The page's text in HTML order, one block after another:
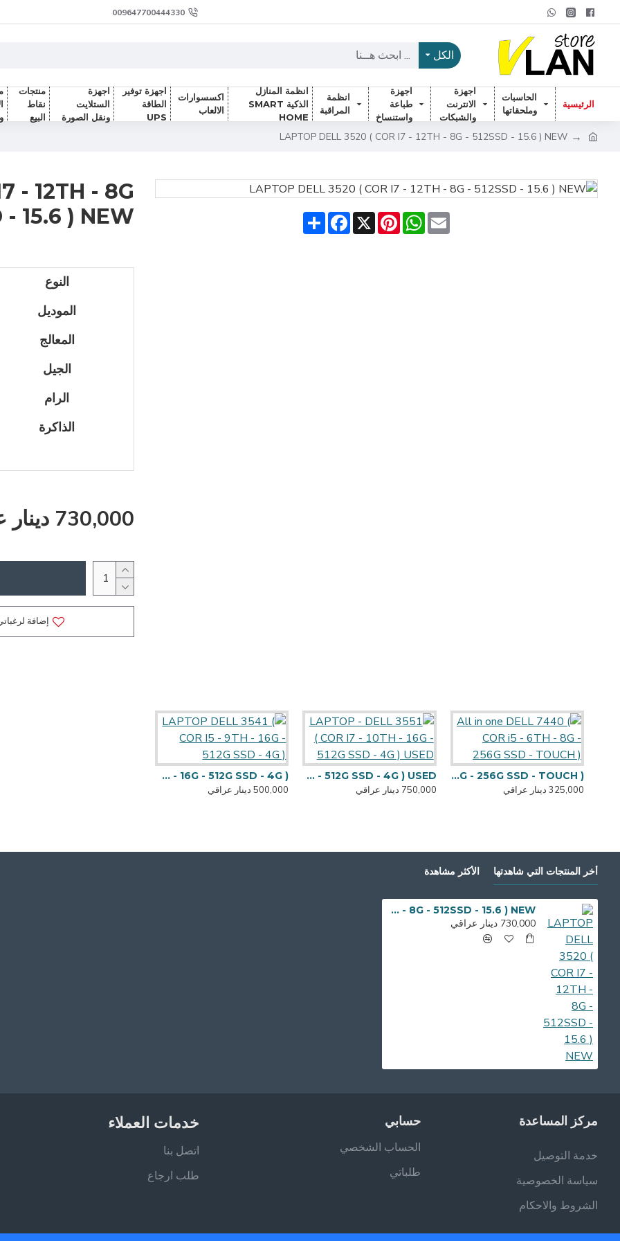
009647700444330
الكل
الرئيسية
الحاسبات
وملحقاتها
اجهزة
الانترنت
والشبكات
اجهزة
طباعة
واستنساخ
انظمة
المراقبة
انظمة المنازل
الذكية SMART
HOME
اكسسوارات
الالعاب
اجهزة توفير
الطاقة
UPS
اجهزة
الستلايت
ونقل الصورة
منتجات
نقاط
البيع
LAPTOP DELL 3520 ( COR I7 - 12TH - 8G - 512SSD - 15.6 ) NEW
Share
Facebook X
Pinterest
WhatsAppEmail
- 12TH - 8G
- 15.6 ) NEW
النوع
الموديل
المعالج
الجيل
الرام
الذاكرة
730,000 دينار عراقي
إضافة
All in one DELL 7440 ( COR i5 - 6TH - 8G - 256G SSD - TOUCH )
325,000 دينار عراقي
LAPTOP - DELL 3551 ( COR I7 - 10TH - 16G - 512G SSD - 4G ) USED
750,000 دينار عراقي
LAPTOP DELL 3541 ( COR I5 - 9TH - 16G - 512G SSD - 4G )
500,000 دينار عراقي
أخر المنتجات التي شاهدتها الأكثر مشاهدة
LAPTOP DELL 3520 ( COR I7 - 12TH - 8G - 512SSD - 15.6 ) NEW
730,000 دينار عراقي
مركز المساعدة
خدمة التوصيل
سياسة الخصوصية
الشروط والاحكام
حسابي
الحساب الشخصي
طلباتي
خدمات العملاء
اتصل بنا
طلب ارجاع